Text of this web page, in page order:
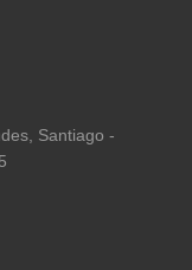
Santiago -